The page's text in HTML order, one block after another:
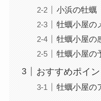
小浜の牡蠣
牡蠣小屋の
牡蠣小屋の
牡蠣小屋の
おすすめポイ
牡蠣小屋の